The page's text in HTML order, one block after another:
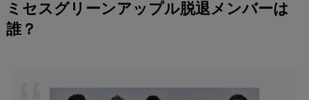
ミセスグリーンアップル脱退メンバーは
誰？